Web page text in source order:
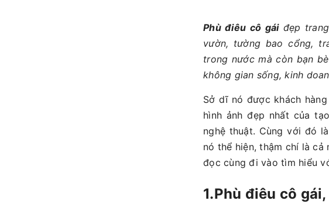
Phù điêu cô gáiđẹp trang
vườn, tường bao cổng,
trong nước mà còn bạn
không gian sống, kinh
Sở dĩ nó được khách
hình ảnh đẹp nhất của
nghệ thuật. Cùng với đó
nó thể hiện, thậm chí là
đọc cùng đi vào tìm hiểu
1.Phù điêu cô